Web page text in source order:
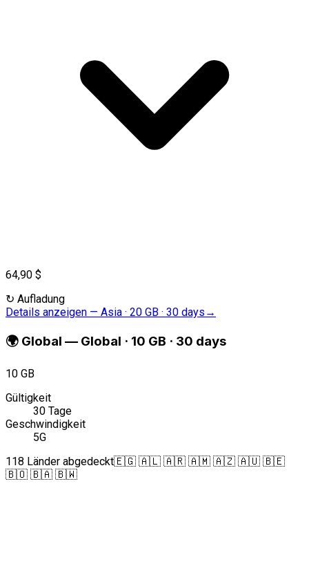
64,90 $
↻ Aufladung
Details anzeigen — Asia · 20 GB · 30 days →
🌍 Global — Global · 10 GB · 30 days
10 GB
Gültigkeit
30 Tage
Geschwindigkeit
5G
118 Länder abgedeckt🇪🇬 🇦🇱 🇦🇷 🇦🇲 🇦🇿 🇦🇺 🇧🇪
🇧🇴 🇧🇦 🇧🇼